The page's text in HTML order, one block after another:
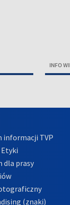
INFO
informacji TVP
dla prasy
(znaki)